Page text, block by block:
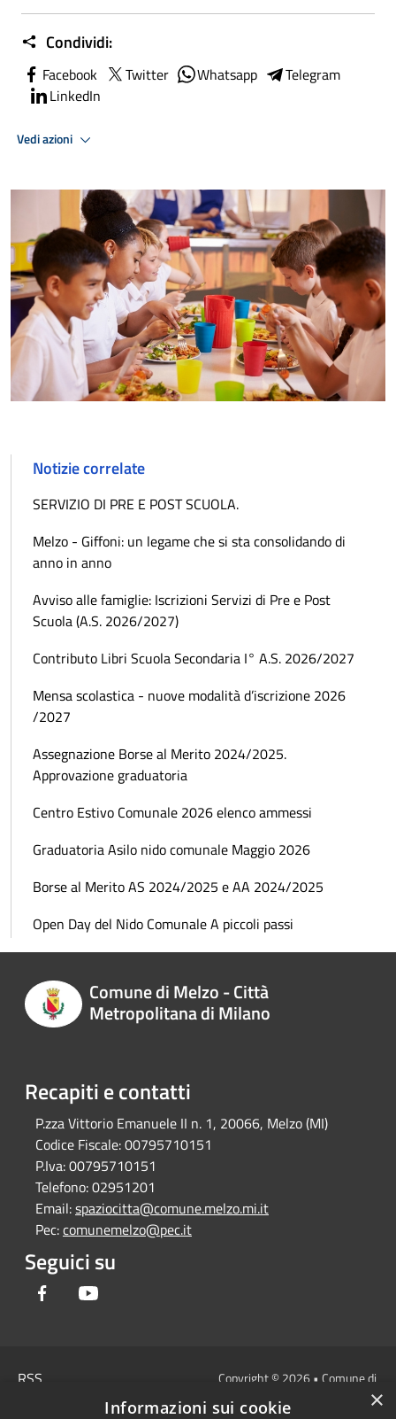
Condividi:
Facebook Twitter Whatsapp
Telegram
LinkedIn
Vedi azioni
Notizie correlate
SERVIZIO DI PRE E POST SCUOLA.
Melzo - Giffoni: un legame che si sta consolidando di
anno in anno
Avviso alle famiglie: Iscrizioni Servizi di Pre e Post
Scuola (A.S. 2026/2027)
Contributo Libri Scuola Secondaria I° A.S. 2026/2027
Mensa scolastica - nuove modalità d’iscrizione 2026
/2027
Assegnazione Borse al Merito 2024/2025.
Approvazione graduatoria
Centro Estivo Comunale 2026 elenco ammessi
Graduatoria Asilo nido comunale Maggio 2026
Borse al Merito AS 2024/2025 e AA 2024/2025
Open Day del Nido Comunale A piccoli passi
Comune di Melzo - Città
Metropolitana di Milano
Recapiti e contatti
P.zza Vittorio Emanuele II n. 1, 20066, Melzo (MI)
Codice Fiscale:00795710151
P.Iva:00795710151
Telefono:02951201
Email:spaziocitta@comune.melzo.mi.it
Pec:comunemelzo@pec.it
Seguici su
Facebook
RSS
Copyright © 2026 • Comune di
Melzo - Città Metropolitana di×
Informazioni sui cookie